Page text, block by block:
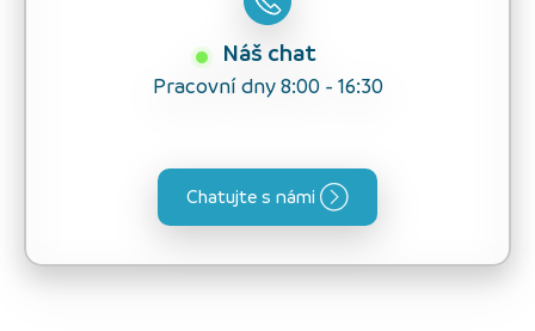
Náš chat
Pracovní dny 8:00 - 16:30
Chatujte s námi